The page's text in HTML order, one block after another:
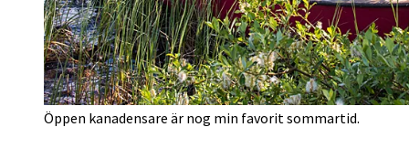
Öppen kanadensare är nog min favorit sommartid.